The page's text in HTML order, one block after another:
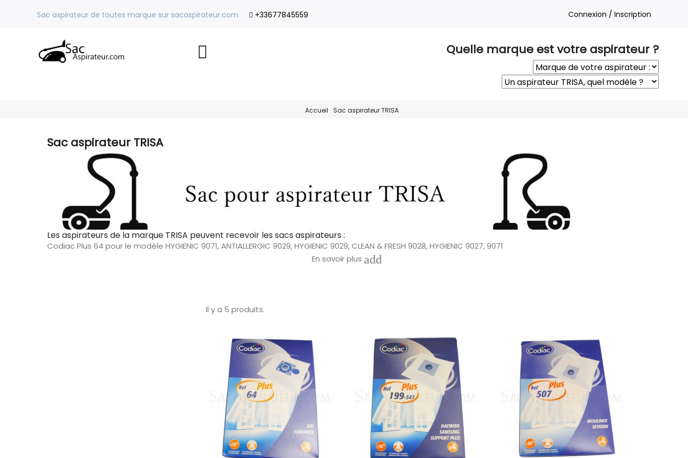
Sac aspirateur de toutes marque sur sacaspirateur.com +33677845559 Connexion / Inscription
Quelle marque est votre aspirateur ?
Accueil Sac aspirateur TRISA
Sac aspirateur TRISA
Les aspirateurs de la marque TRISA peuvent recevoir les sacs aspirateurs :
Codiac Plus 64 pour le modèle HYGIENIC 9071, ANTIALLERGIC 9029, HYGIENIC 9029, CLEAN & FRESH 9028, HYGIENIC 9027, 9071
Extremo 2200, MAXIMO 940711, MAXIMO 9407, 9426 Clean Star 2000, 9426 Clean Star 2000, 9428 Turbo 2000, 9433 Royal 2200, 9418.46 Super Plus, 9438
En savoir plus add
Il y a 5 produits.